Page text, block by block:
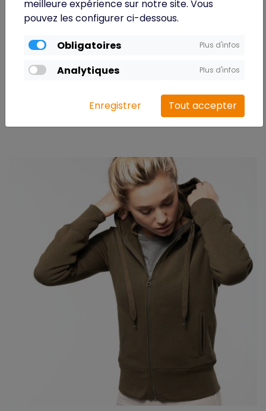
K491 - Kariban - Sweat-shirt Bio bicolore col rond
meilleure expérience sur notre site. Vous
pouvez les configurer ci-dessous.
Obligatoires Plus d'infos
Analytiques Plus d'infos
Enregistrer Tout accepter